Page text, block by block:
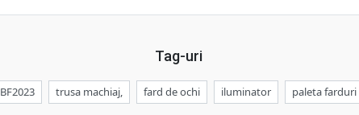
Tag-uri
BF2023 trusa machiaj, fard de ochi iluminator paleta farduri